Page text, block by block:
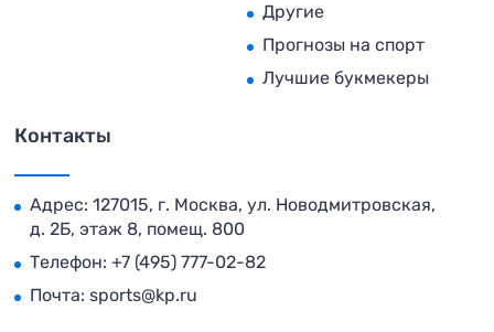
Другие
Прогнозы на спорт
Лучшие букмекеры
Контакты
Адрес: 127015, г. Москва, ул. Новодмитровская,
д. 2Б, этаж 8, помещ. 800
Телефон: +7 (495) 777-02-82
Почта: sports@kp.ru